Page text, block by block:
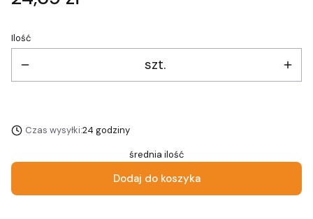
Ilość
szt.
Czas wysyłki:24 godziny
średnia ilość
Dodaj do koszyka